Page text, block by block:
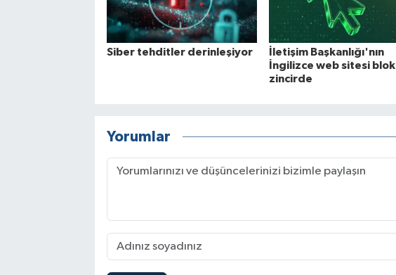
Siber tehditler derinleşiyor
İletişim Başkanlığı'nın
İngilizce web sitesi blok
zincirde
Yorumlar